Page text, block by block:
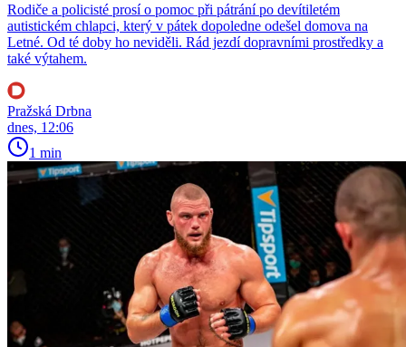
Rodiče a policisté prosí o pomoc při pátrání po devítiletém
autistickém chlapci, který v pátek dopoledne odešel domova na
Letné. Od té doby ho neviděli. Rád jezdí dopravními prostředky a
také výtahem.
Pražská Drbna
dnes, 12:06
1 min